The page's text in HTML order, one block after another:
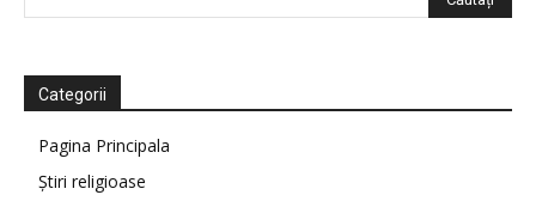
Categorii
Pagina Principala
Știri religioase